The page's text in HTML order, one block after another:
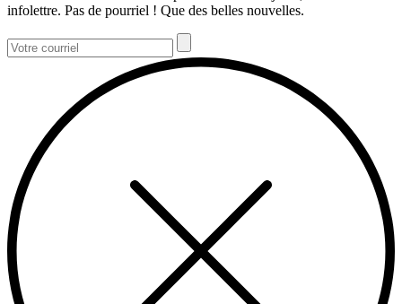
infolettre. Pas de pourriel ! Que des belles nouvelles.